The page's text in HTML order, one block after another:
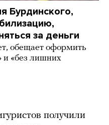
Бурдинского,
за деньги
обещает оформить
и «без лишних
получили